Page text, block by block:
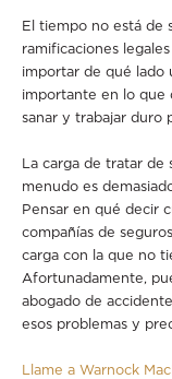
El tiempo no está de
ramificaciones
importar de qué lado
importante en lo que
sanar y trabajar duro
La carga de tratar de
menudo es
Pensar en qué decir
compañías de
carga con la que no
Afortunadamente,
abogado de
esos problemas y
Llame a Warnock